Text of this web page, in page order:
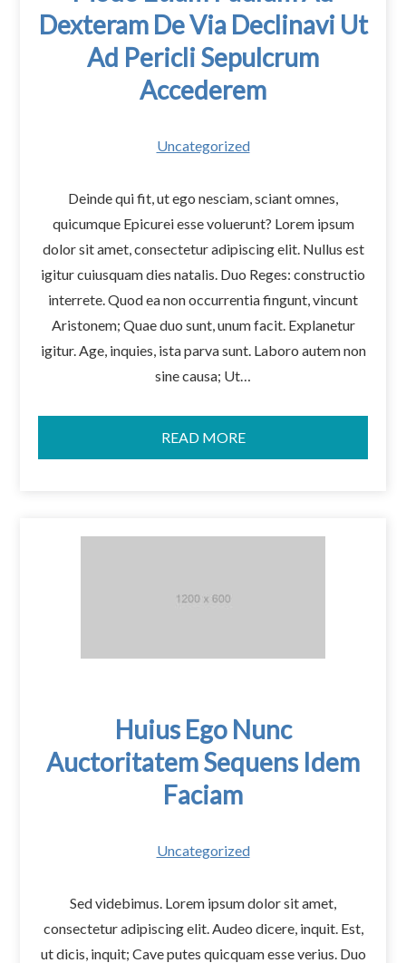
Dexteram De Via Declinavi Ut
Ad Pericli Sepulcrum
Accederem
Uncategorized
Deinde qui fit, ut ego nesciam, sciant omnes,
quicumque Epicurei esse voluerunt? Lorem ipsum
dolor sit amet, consectetur adipiscing elit. Nullus est
igitur cuiusquam dies natalis. Duo Reges: constructio
interrete. Quod ea non occurrentia fingunt, vincunt
Aristonem; Quae duo sunt, unum facit. Explanetur
igitur. Age, inquies, ista parva sunt. Laboro autem non
sine causa; Ut…
READ MORE
Huius Ego Nunc
Auctoritatem Sequens Idem
Faciam
Uncategorized
Sed videbimus. Lorem ipsum dolor sit amet,
consectetur adipiscing elit. Audeo dicere, inquit. Est,
ut dicis, inquit; Cave putes quicquam esse verius. Duo